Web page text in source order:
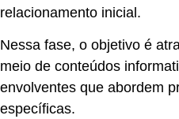
relacionamento inicial.
Nessa fase, o objetivo é
meio de conteúdos
envolventes que abordem
específicas.